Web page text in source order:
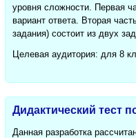
уровня сложности. Первая
вариант ответа. Вторая
задания) состоит из двух
Целевая аудитория: для 8
Дидактический тест
Данная разработка